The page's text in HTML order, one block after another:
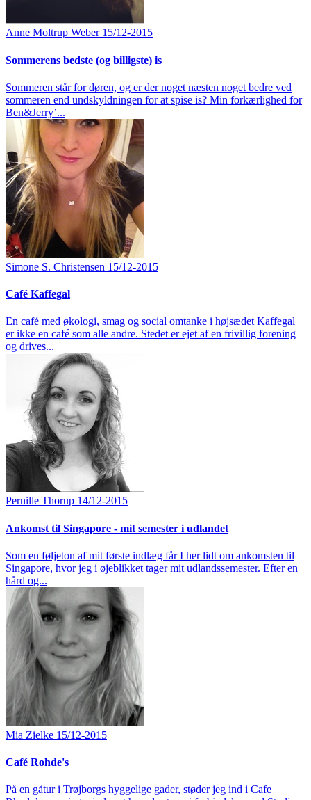
Anne Moltrup Weber 15/12-2015
Sommerens bedste (og billigste) is
Sommeren står for døren, og er der noget næsten noget bedre ved
sommeren end undskyldningen for at spise is? Min forkærlighed for
Ben&Jerry’...
Simone S. Christensen 15/12-2015
Café Kaffegal
En café med økologi, smag og social omtanke i højsædet Kaffegal
er ikke en café som alle andre. Stedet er ejet af en frivillig forening
og drives...
Pernille Thorup 14/12-2015
Ankomst til Singapore - mit semester i udlandet
Som en føljeton af mit første indlæg får I her lidt om ankomsten til
Singapore, hvor jeg i øjeblikket tager mit udlandssemester. Efter en
hård og...
Mia Zielke 15/12-2015
Café Rohde's
På en gåtur i Trøjborgs hyggelige gader, støder jeg ind i Cafe